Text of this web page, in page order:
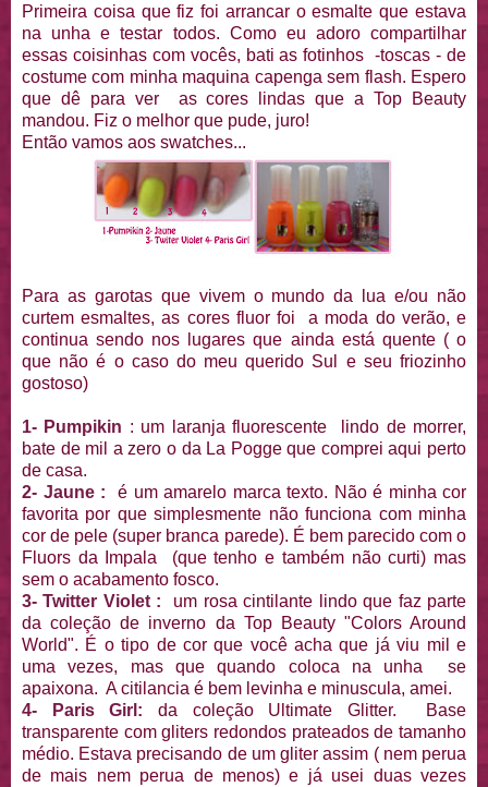
Primeira coisa que fiz foi arrancar o esmalte que estava
na unha e testar todos. Como eu adoro compartilhar
essas coisinhas com vocês, bati as fotinhos -toscas - de
costume com minha maquina capenga sem flash. Espero
que dê para ver as cores lindas que a Top Beauty
mandou. Fiz o melhor que pude, juro!
Então vamos aos swatches...
Para as garotas que vivem o mundo da lua e/ou não
curtem esmaltes, as cores fluor foi a moda do verão, e
continua sendo nos lugares que ainda está quente ( o
que não é o caso do meu querido Sul e seu friozinho
gostoso)
1- Pumpikin : um laranja fluorescente lindo de morrer,
bate de mil a zero o da La Pogge que comprei aqui perto
de casa.
2- Jaune : é um amarelo marca texto. Não é minha cor
favorita por que simplesmente não funciona com minha
cor de pele (super branca parede). É bem parecido com o
Fluors da Impala (que tenho e também não curti) mas
sem o acabamento fosco.
3- Twitter Violet : um rosa cintilante lindo que faz parte
da coleção de inverno da Top Beauty "Colors Around
World". É o tipo de cor que você acha que já viu mil e
uma vezes, mas que quando coloca na unha se
apaixona. A citilancia é bem levinha e minuscula, amei.
4- Paris Girl: da coleção Ultimate Glitter. Base
transparente com gliters redondos prateados de tamanho
médio. Estava precisando de um gliter assim ( nem perua
de mais nem perua de menos) e já usei duas vezes